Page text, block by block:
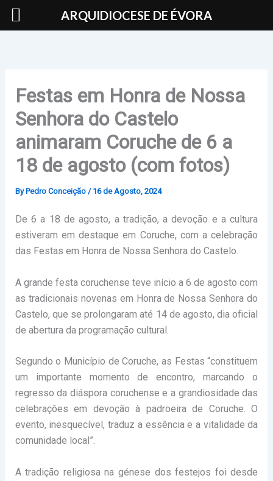
Skip
Festas em Honra de Nossa
Senhora do Castelo
animaram Coruche de 6 a
18 de agosto (com fotos)
By Pedro Conceição / 16 de Agosto, 2024
De 6 a 18 de agosto, a tradição, a devoção e a cultura
estiveram em destaque em Coruche, com a celebração
das Festas em Honra de Nossa Senhora do Castelo.
A grande festa coruchense teve início a 6 de agosto com
as tradicionais novenas em Honra de Nossa Senhora do
Castelo, que se prolongaram até 14 de agosto, dia oficial
de abertura da programação cultural.
Segundo o Município de Coruche, as Festas “constituem
um importante momento de encontro, marcando o
regresso da diáspora coruchense e a grandiosidade das
celebrações em devoção à padroeira de Coruche. O
evento, inesquecível, traduz a essência e a vitalidade da
comunidade local”.
A tradição religiosa na génese dos festejos foi desde
ARQUIDIOCESE DE ÉVORA